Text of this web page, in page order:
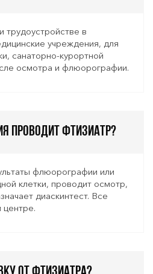
трудоустройстве в
учреждения, для
санаторно-курортной
осмотра и флюорографии.
проводит фтизиатр?
флюорографии или
клетки, проводит осмотр,
диаскинтест. Все